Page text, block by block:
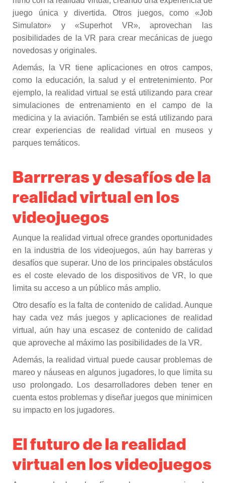
juego única y divertida. Otros juegos, como «Job
Simulator» y «Superhot VR», aprovechan las
posibilidades de la VR para crear mecánicas de juego
novedosas y originales.
Además, la VR tiene aplicaciones en otros campos,
como la educación, la salud y el entretenimiento. Por
ejemplo, la realidad virtual se está utilizando para crear
simulaciones de entrenamiento en el campo de la
medicina y la aviación. También se está utilizando para
crear experiencias de realidad virtual en museos y
parques temáticos.
Barrreras y desafíos de la
realidad virtual en los
videojuegos
Aunque la realidad virtual ofrece grandes oportunidades
en la industria de los videojuegos, aún hay barreras y
desafíos que superar. Uno de los principales obstáculos
es el coste elevado de los dispositivos de VR, lo que
limita su acceso a un público más amplio.
Otro desafío es la falta de contenido de calidad. Aunque
hay cada vez más juegos y aplicaciones de realidad
virtual, aún hay una escasez de contenido de calidad
que aproveche al máximo las posibilidades de la VR.
Además, la realidad virtual puede causar problemas de
mareo y náuseas en algunos jugadores, lo que limita su
uso prolongado. Los desarrolladores deben tener en
cuenta estos problemas y diseñar juegos que minimicen
su impacto en los jugadores.
El futuro de la realidad
virtual en los videojuegos